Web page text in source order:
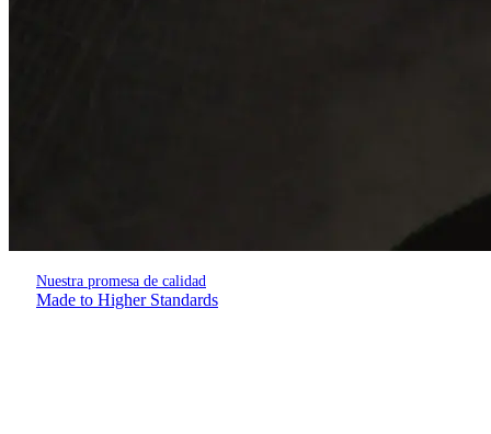
Nuestra promesa de calidad
Made to Higher Standards